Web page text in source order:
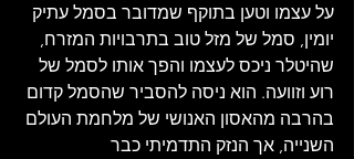
על עצמו וטען בתוקף שמדובר בסמל עתיק
יומין, סמל של מזל טוב בתרבויות המזרח,
שהיטלר ניכס לעצמו והפך אותו לסמל של
רוע וזוועה. הוא ניסה להסביר שהסמל קדום
בהרבה מהאסון האנושי של מלחמת העולם
השנייה, אך הנזק התדמיתי כבר